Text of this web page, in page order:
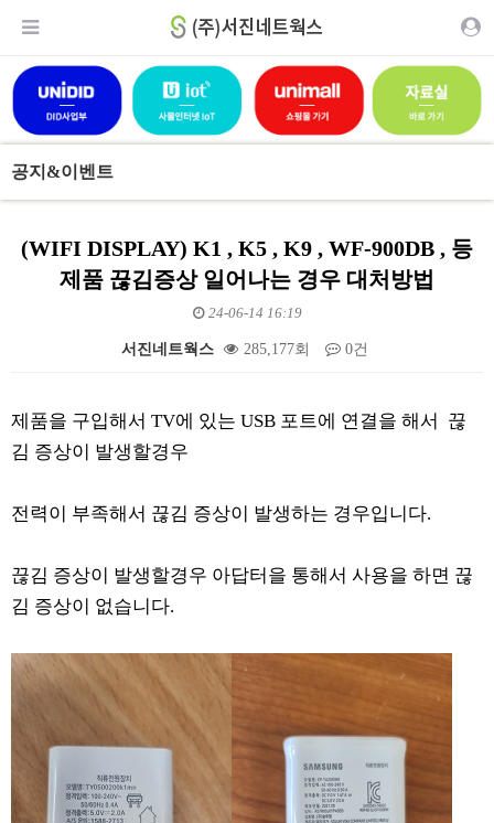
공지&이벤트
(WIFI DISPLAY) K1 , K5 , K9 , WF-900DB , 등
제품 끊김증상 일어나는 경우 대처방법
24-06-14 16:19
서진네트웍스 285,177회 0건
제품을 구입해서 TV에 있는 USB 포트에 연결을 해서 끊
김 증상이 발생할경우
전력이 부족해서 끊김 증상이 발생하는 경우입니다.
끊김 증상이 발생할경우 아답터을 통해서 사용을 하면 끊
김 증상이 없습니다.